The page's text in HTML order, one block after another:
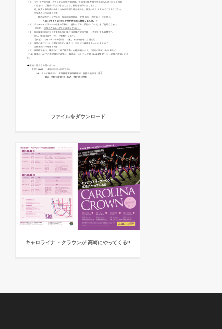
ファイルをダウンロード
キャロライナ ・クラウンが 高崎にやってくる!!